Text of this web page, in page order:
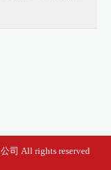
司 All rights reserved